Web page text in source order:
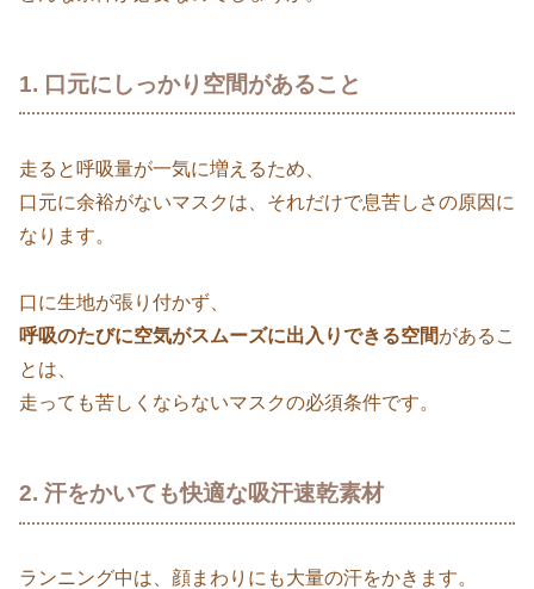
1. 口元にしっかり空間があること
走ると呼吸量が一気に増えるため、
口元に余裕がないマスクは、それだけで息苦しさの原因に
なります。
口に生地が張り付かず、
呼吸のたびに空気がスムーズに出入りできる空間があるこ
とは、
走っても苦しくならないマスクの必須条件です。
2. 汗をかいても快適な吸汗速乾素材
ランニング中は、顔まわりにも大量の汗をかきます。